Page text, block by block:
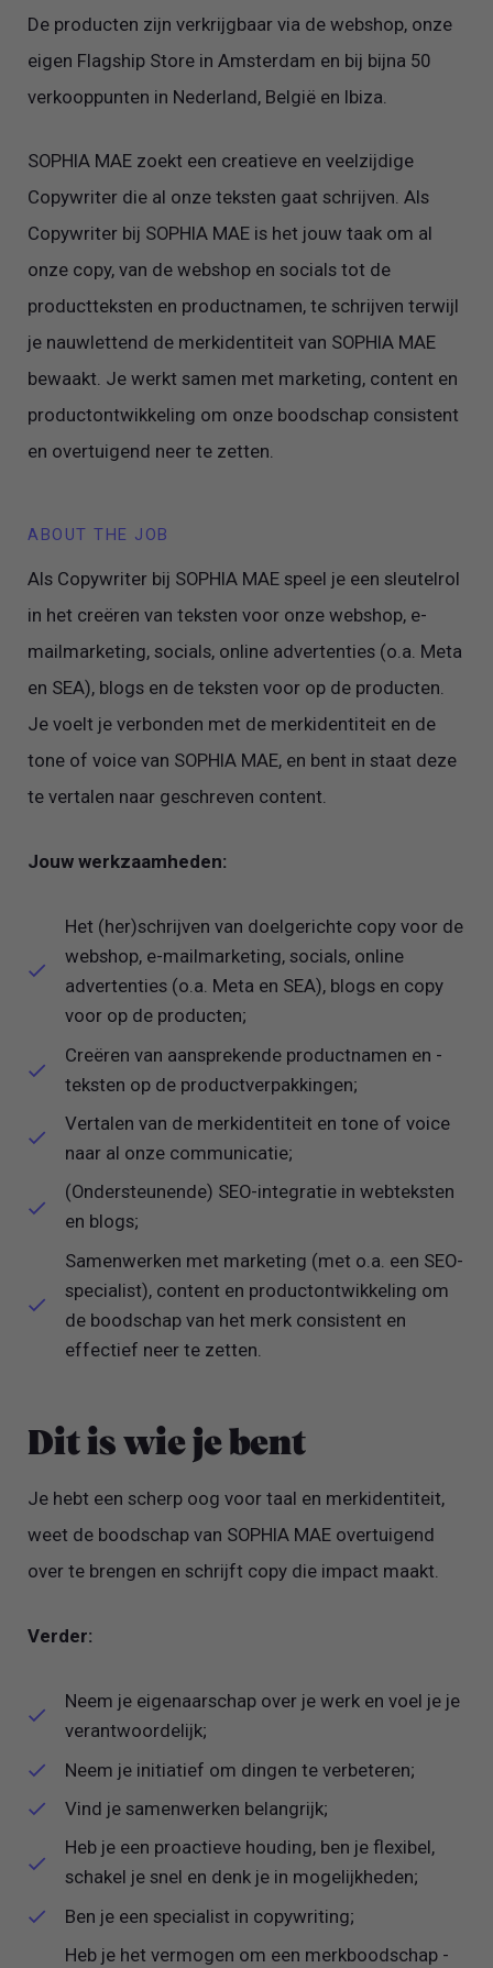
De producten zijn verkrijgbaar via de webshop, onze
eigen Flagship Store in Amsterdam en bij bijna 50
verkooppunten in Nederland, België en Ibiza.
SOPHIA MAE zoekt een creatieve en veelzijdige
Copywriter die al onze teksten gaat schrijven. Als
Copywriter bij SOPHIA MAE is het jouw taak om al
onze copy, van de webshop en socials tot de
productteksten en productnamen, te schrijven terwijl
je nauwlettend de merkidentiteit van SOPHIA MAE
bewaakt. Je werkt samen met marketing, content en
productontwikkeling om onze boodschap consistent
en overtuigend neer te zetten.
ABOUT THE JOB
Als Copywriter bij SOPHIA MAE speel je een sleutelrol
in het creëren van teksten voor onze webshop, e-
mailmarketing, socials, online advertenties (o.a. Meta
en SEA), blogs en de teksten voor op de producten.
Je voelt je verbonden met de merkidentiteit en de
tone of voice van SOPHIA MAE, en bent in staat deze
te vertalen naar geschreven content.
Jouw werkzaamheden:
Het (her)schrijven van doelgerichte copy voor de
webshop, e-mailmarketing, socials, online
advertenties (o.a. Meta en SEA), blogs en copy
voor op de producten;
Creëren van aansprekende productnamen en -
teksten op de productverpakkingen;
Vertalen van de merkidentiteit en tone of voice
naar al onze communicatie;
(Ondersteunende) SEO-integratie in webteksten
en blogs;
Samenwerken met marketing (met o.a. een SEO-
specialist), content en productontwikkeling om
de boodschap van het merk consistent en
effectief neer te zetten.
Dit is wie je bent
Je hebt een scherp oog voor taal en merkidentiteit,
weet de boodschap van SOPHIA MAE overtuigend
over te brengen en schrijft copy die impact maakt.
Verder:
Neem je eigenaarschap over je werk en voel je je
verantwoordelijk;
Neem je initiatief om dingen te verbeteren;
Vind je samenwerken belangrijk;
Heb je een proactieve houding, ben je flexibel,
schakel je snel en denk je in mogelijkheden;
Ben je een specialist in copywriting;
Heb je het vermogen om een merkboodschap -